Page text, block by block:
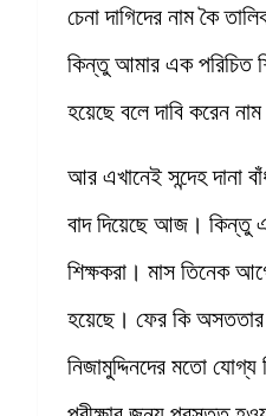
চেনা দাগিদের নাম কৈ
কিন্তু আমার এক পরিচিত
হয়েছে বলে দাবি করেন
আর এখানেই সন্দেহ দানা
বাদ দিয়েছে আজ। কিন্তু
শিক্ষকরা। মাস তিনেক
হয়েছে। ফের কি
নিজামুদ্দিনদের মতো